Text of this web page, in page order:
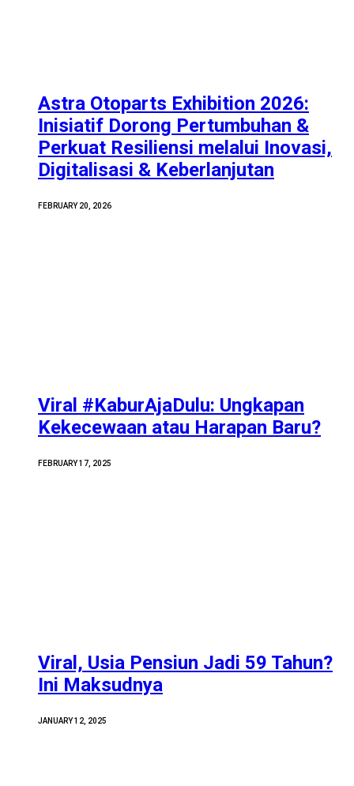
Astra Otoparts Exhibition 2026:
Inisiatif Dorong Pertumbuhan &
Perkuat Resiliensi melalui Inovasi,
Digitalisasi & Keberlanjutan
FEBRUARY 20, 2026
Viral #KaburAjaDulu: Ungkapan
Kekecewaan atau Harapan Baru?
FEBRUARY 17, 2025
Viral, Usia Pensiun Jadi 59 Tahun?
Ini Maksudnya
JANUARY 12, 2025